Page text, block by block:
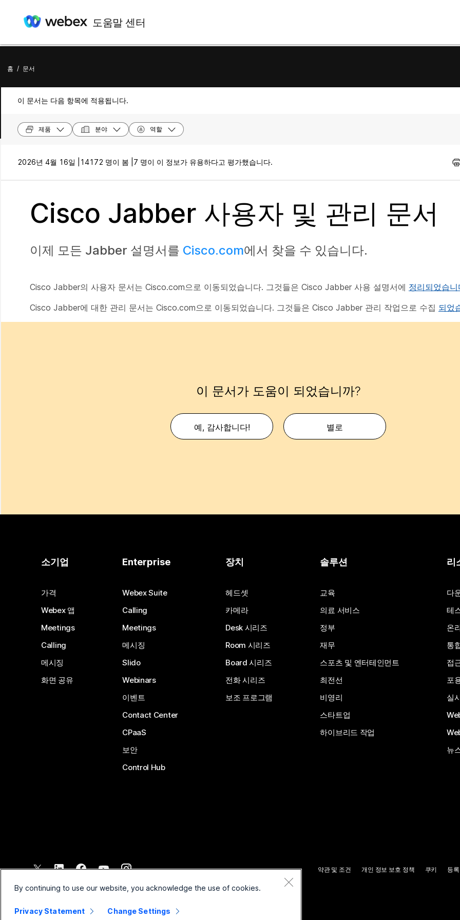
도움말 센터
홈 / 문서
이 문서는 다음 항목에 적용됩니다.
제품 분야 역할
2026년 4월 16일 | 14172 명이 봄 | 7 명이 이 정보가 유용하다고 평가했습니다.
Cisco Jabber 사용자 및 관리 문서
이제 모든 Jabber 설명서를 Cisco.com에서 찾을 수 있습니다.
Cisco Jabber의 사용자 문서는 Cisco.com으로 이동되었습니다. 그것들은 Cisco Jabber 사용 설명서에 정리되었습니
Cisco Jabber에 대한 관리 문서는 Cisco.com으로 이동되었습니다. 그것들은 Cisco Jabber 관리 작업으로 수집 되었
이 문서가 도움이 되었습니까?
예, 감사합니다! 별로
소기업
가격
Webex 앱
Meetings
Calling
메시징
화면 공유
Enterprise
Webex Suite
Calling
Meetings
메시징
Slido
Webinars
이벤트
Contact Center
CPaaS
보안
Control Hub
장치
헤드셋
카메라
Desk 시리즈
Room 시리즈
Board 시리즈
전화 시리즈
보조 프로그램
솔루션
교육
의료 서비스
정부
재무
스포츠 및 엔터테인먼트
최전선
비영리
스타트업
하이브리드 작업
리
다
테
온
통
접
포
실
뉴
2026 Cisco 및/또는 관련 제휴. All rights reserved.
약관 및 조건 개인 정보 보호 정책 쿠키 등
By continuing to use our website, you acknowledge the use of cookies.
Privacy Statement Change Settings